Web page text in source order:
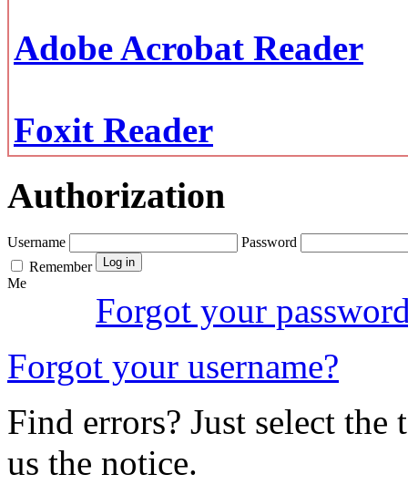
Adobe Acrobat Reader
Foxit Reader
Authorization
Username
Password
Remember
Me
Forgot your
Forgot your username?
Find errors? Just select
us the notice.